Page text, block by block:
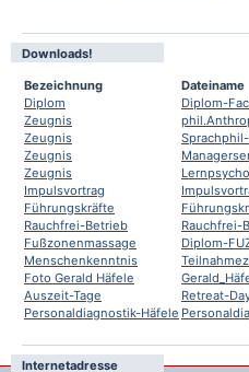
Downloads!
Bezeichnung
Dateiname
Diplom
Diplom-
Zeugnis
Zeugnis
Zeugnis
Zeugnis
Impulsvortrag
Führungskräfte
Rauchfrei-Betrieb
Rauchfrei-
Fußzonenmassage
Diplom-
Menschenkenntnis
Foto Gerald Häfele
Auszeit-Tage
Retreat-
Personaldiagnostik-Häfele
Internetadresse